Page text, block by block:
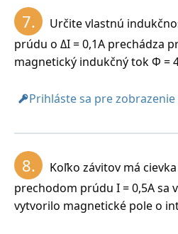
7.
Určite vlastnú
prúdu o ΔI = 0,1A prechádza
magnetický indukčný tok Φ =
Prihláste sa pre
8.
Koľko závitov má
prechodom prúdu I = 0,5A sa
vytvorilo magnetické pole o